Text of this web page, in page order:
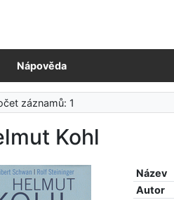
Nápověda
záznamů: 1
Kohl
Název
Autor